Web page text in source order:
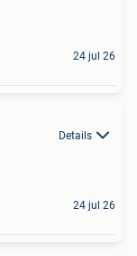
24 jul 26
Details
24 jul 26